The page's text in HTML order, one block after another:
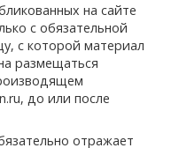
на сайте
с обязательной
с которой материал
размещаться
до или после
отражает